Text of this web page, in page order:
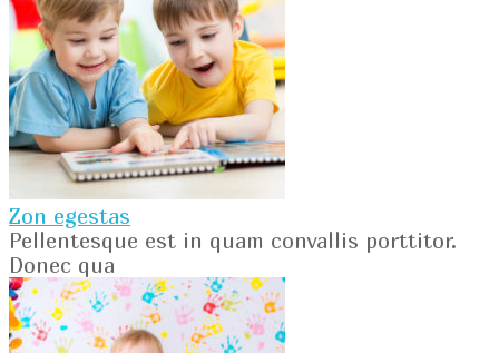
Zon egestas
Pellentesque est in quam convallis porttitor.
Donec qua